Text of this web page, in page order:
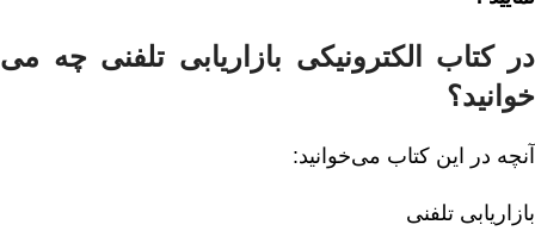
در کتاب الکترونیکی بازاریابی تلفنی چه می
خوانید؟
آنچه در این کتاب می‌خوانید:
بازاریابی تلفنی